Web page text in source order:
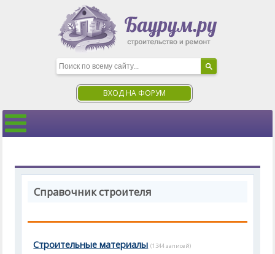
ВХОД НА ФОРУМ
Справочник строителя
Строительные материалы (1344 записей)